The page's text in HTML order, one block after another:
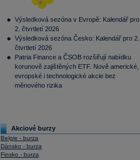
Výsledková sezóna v Evropě: Kalendář pro
2. čtvrtletí 2026
Výsledková sezóna Česko: Kalendář pro 2.
čtvrtletí 2026
Patria Finance a ČSOB rozšiřují nabídku
korunově zajištěných ETF. Nově americké,
evropské i technologické akcie bez
měnového rizika
Akciové burzy
Belgie - burza
Dánsko - burza
Finsko - burza